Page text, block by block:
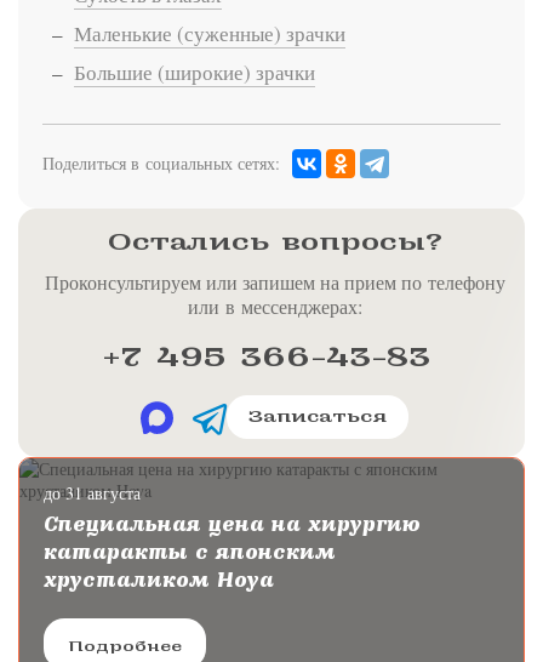
Маленькие (суженные) зрачки
Большие (широкие) зрачки
Поделиться в социальных сетях:
Остались вопросы?
Проконсультируем или запишем на прием по телефону
или в мессенджерах:
+7 495 366-43-83
Записаться
до 31 августа
Специальная цена на хирургию
катаракты с японским
хрусталиком Hoya
Подробнее